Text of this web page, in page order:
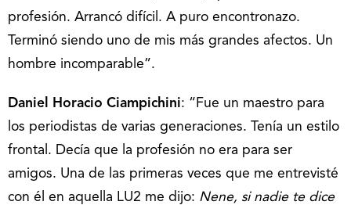
profesión. Arrancó difícil. A puro encontronazo.
Terminó siendo uno de mis más grandes afectos. Un
hombre incomparable”.
Daniel Horacio Ciampichini: “Fue un maestro para
los periodistas de varias generaciones. Tenía un estilo
frontal. Decía que la profesión no era para ser
amigos. Una de las primeras veces que me entrevisté
con él en aquella LU2 me dijo: Nene, si nadie te dice